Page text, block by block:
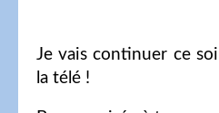
Je vais continuer ce
la télé !